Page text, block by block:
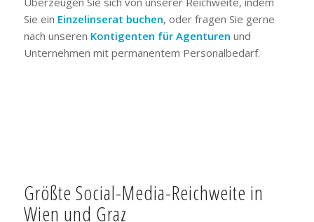
Sie ein Einzelinserat buchen, oder fragen Sie gerne
nach unseren Kontigenten für Agenturen und
Unternehmen mit permanentem Personalbedarf.
Größte Social-Media-Reichweite in
Wien und Graz